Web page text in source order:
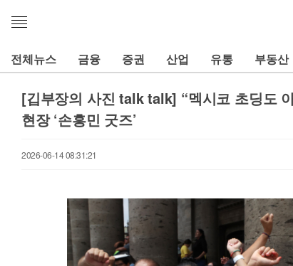
메
열
기
전체뉴스 금융 증권 산업 유통 부동산
[깁부장의 사진 talk talk] “멕시코 초딩도
현장 ‘손흥민 굿즈’
2026-06-14 08:31:21